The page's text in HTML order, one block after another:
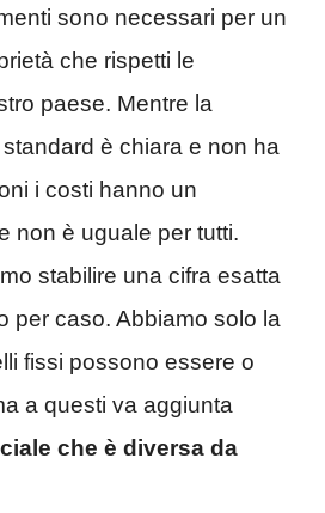
sono necessari per un
che rispetti le
paese. Mentre la
è chiara e non ha
i costi hanno un
non è uguale per tutti.
stabilire una cifra esatta
per caso. Abbiamo solo la
fissi possono essere o
a questi va aggiunta
che è diversa da